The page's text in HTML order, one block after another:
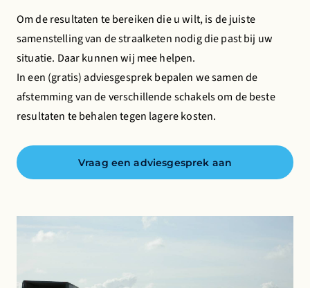
Om de resultaten te bereiken die u wilt, is de juiste
samenstelling van de straalketen nodig die past bij uw
situatie. Daar kunnen wij mee helpen.
In een (gratis) adviesgesprek bepalen we samen de
afstemming van de verschillende schakels om de beste
resultaten te behalen tegen lagere kosten.
Vraag een adviesgesprek aan